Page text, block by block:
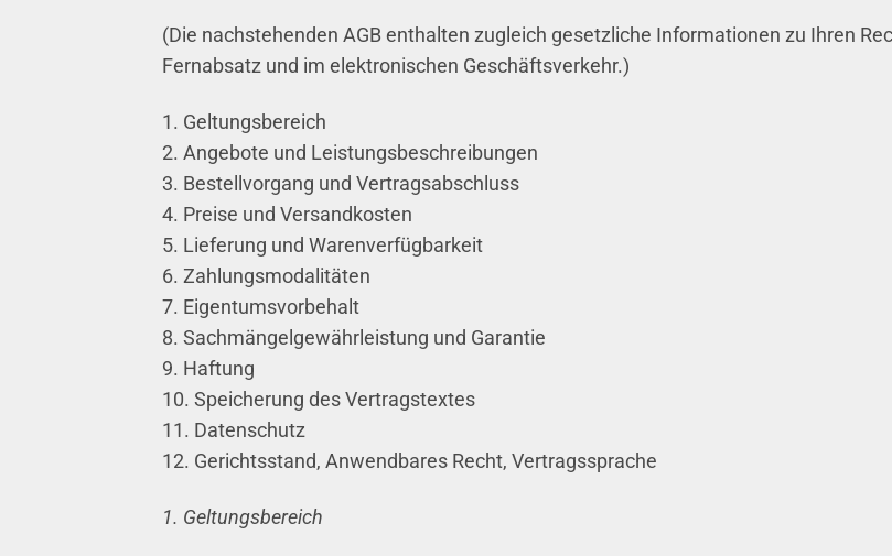
(Die nachstehenden AGB enthalten zugleich gesetzliche Informationen zu Ihren
Fernabsatz und im elektronischen Geschäftsverkehr.)
1. Geltungsbereich
2. Angebote und Leistungsbeschreibungen
3. Bestellvorgang und Vertragsabschluss
4. Preise und Versandkosten
5. Lieferung und Warenverfügbarkeit
6. Zahlungsmodalitäten
7. Eigentumsvorbehalt
8. Sachmängelgewährleistung und Garantie
9. Haftung
10. Speicherung des Vertragstextes
11. Datenschutz
12. Gerichtsstand, Anwendbares Recht, Vertragssprache
1. Geltungsbereich